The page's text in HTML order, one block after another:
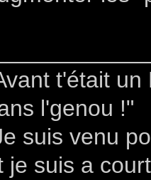
t'était
l'genou !"
suis venu
je suis a